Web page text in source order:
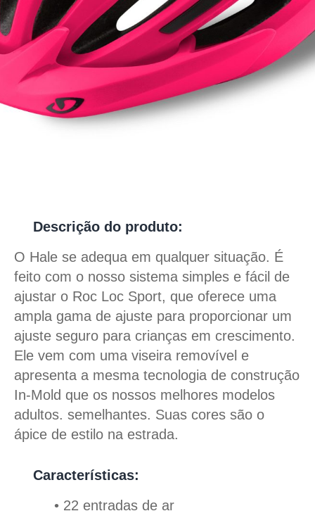
Descrição do produto:
O Hale se adequa em qualquer situação. É
feito com o nosso sistema simples e fácil de
ajustar o Roc Loc Sport, que oferece uma
ampla gama de ajuste para proporcionar um
ajuste seguro para crianças em crescimento.
Ele vem com uma viseira removível e
apresenta a mesma tecnologia de construção
In-Mold que os nossos melhores modelos
adultos. semelhantes. Suas cores são o
ápice de estilo na estrada.
Características:
• 22 entradas de ar